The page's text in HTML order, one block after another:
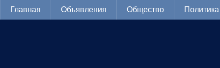
Главная Объявления Общество Политика